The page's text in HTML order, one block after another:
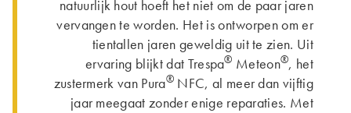
natuurlijk hout hoeft het niet om de paar jaren
vervangen te worden. Het is ontworpen om er
tientallen jaren geweldig uit te zien. Uit
ervaring blijkt dat Trespa® Meteon®, het
zustermerk van Pura®NFC, al meer dan vijftig
jaar meegaat zonder enige reparaties. Met